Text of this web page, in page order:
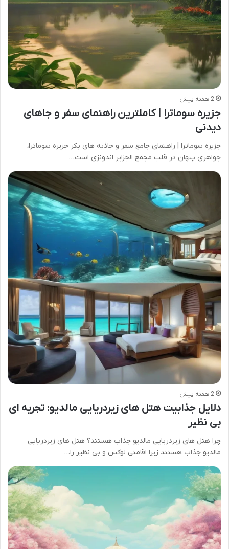
2 هفته پیش
جزیره سوماترا | کاملترین راهنمای سفر و جاهای
دیدنی
جزیره سوماترا | راهنمای جامع سفر و جاذبه های بکر جزیره سوماترا،
جواهری پنهان در قلب مجمع الجزایر اندونزی است…
2 هفته پیش
دلایل جذابیت هتل های زیردریایی مالدیو: تجربه ای
بی نظیر
چرا هتل های زیردریایی مالدیو جذاب هستند؟ هتل های زیردریایی
مالدیو جذاب هستند زیرا اقامتی لوکس و بی نظیر را…